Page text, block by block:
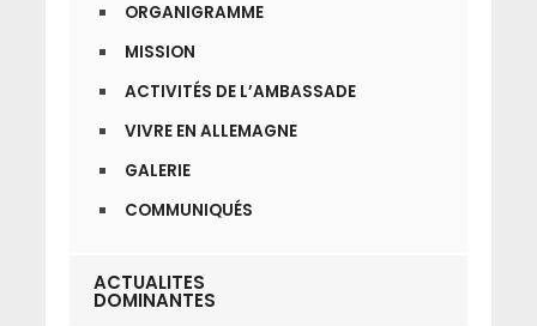
ORGANIGRAMME
MISSION
ACTIVITÉS DE L’AMBASSADE
VIVRE EN ALLEMAGNE
GALERIE
COMMUNIQUÉS
ACTUALITES
DOMINANTES